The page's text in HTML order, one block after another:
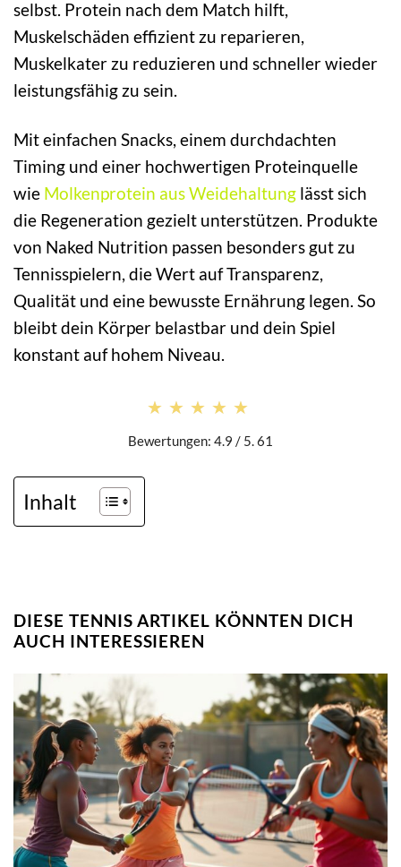
selbst. Protein nach dem Match hilft,
Muskelschäden effizient zu reparieren,
Muskelkater zu reduzieren und schneller wieder
leistungsfähig zu sein.
Mit einfachen Snacks, einem durchdachten
Timing und einer hochwertigen Proteinquelle
wie Molkenprotein aus Weidehaltung lässt sich
die Regeneration gezielt unterstützen. Produkte
von Naked Nutrition passen besonders gut zu
Tennisspielern, die Wert auf Transparenz,
Qualität und eine bewusste Ernährung legen. So
bleibt dein Körper belastbar und dein Spiel
konstant auf hohem Niveau.
★★★★★
★★★★★
Bewertungen: 4.9 / 5. 61
Inhalt
DIESE TENNIS ARTIKEL KÖNNTEN DICH
AUCH INTERESSIEREN